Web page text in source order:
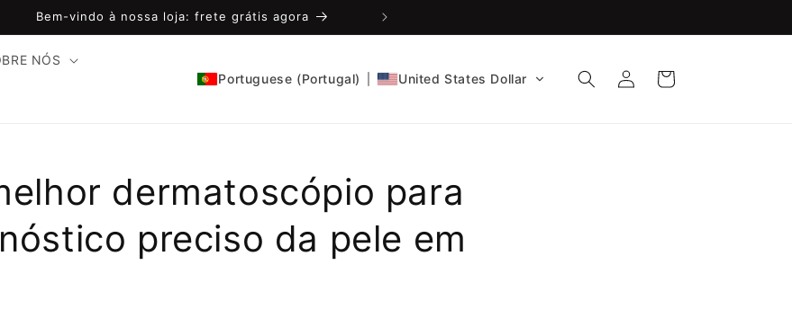
Bem-vindo à nossa loja: frete grátis agora
NÓS
Portuguese (Portugal) United States Dollar
Iniciar
sessão
Carrinho
dermatoscópio para
preciso da pele em